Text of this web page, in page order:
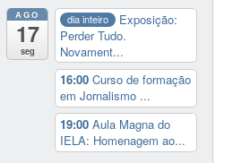
AGO
17
seg
dia inteiro
Exposição:
Perder Tudo.
Novament...
16:00Curso de formação
em Jornalismo ...
19:00Aula Magna do
IELA: Homenagem ao...